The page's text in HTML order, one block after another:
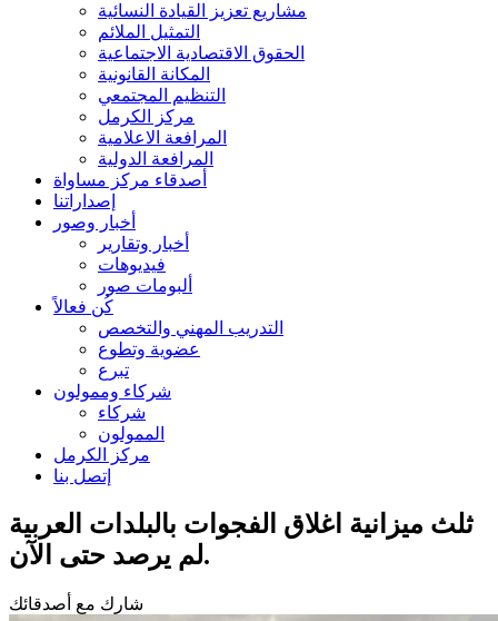
مشاريع تعزيز القيادة النسائية
التمثيل الملائم
الحقوق الاقتصادية الاجتماعية
المكانة القانونية
التنظيم المجتمعي
مركز الكرمل
المرافعة الاعلامية
المرافعة الدولية
أصدقاء مركز مساواة
إصداراتنا
أخبار وصور
أخبار وتقارير
فيديوهات
ألبومات صور
كُن فعالاً
التدريب المهني والتخصص
عضوية وتطوع
تبرع
شركاء وممولون
شركاء
الممولون
مركز الكرمل
إتصل بنا
ثلث ميزانية اغلاق الفجوات بالبلدات العربية
لم يرصد حتى الآن.
شارك مع أصدقائك